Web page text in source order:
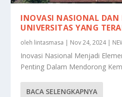
INOVASI NASIONAL DAN
UNIVERSITAS YANG
oleh lintasmasa | Nov 24, 2024|
Inovasi Nasional Menjadi
Penting Dalam Mendorong
BACA SELENGKAPNYA